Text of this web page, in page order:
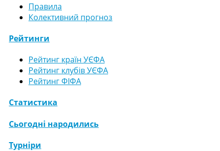
Правила
Колективний прогноз
Рейтинги
Рейтинг країн УЄФА
Рейтинг клубів УЄФА
Рейтинг ФІФА
Статистика
Сьогодні народились
Турніри